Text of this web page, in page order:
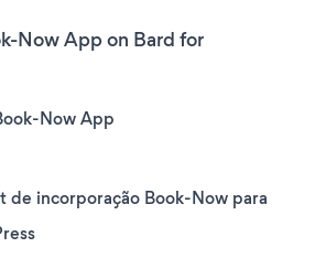
Now App on Bard for
Now App
de incorporação Book-Now para